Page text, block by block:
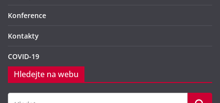
Konference
Kontakty
COVID-19
Hledejte na webu